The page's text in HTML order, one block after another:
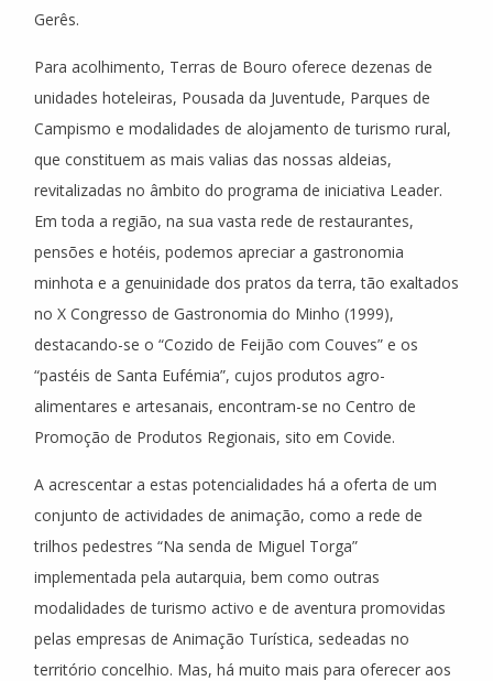
Gerês.
Para acolhimento, Terras de Bouro oferece dezenas de
unidades hoteleiras, Pousada da Juventude, Parques de
Campismo e modalidades de alojamento de turismo rural,
que constituem as mais valias das nossas aldeias,
revitalizadas no âmbito do programa de iniciativa Leader.
Em toda a região, na sua vasta rede de restaurantes,
pensões e hotéis, podemos apreciar a gastronomia
minhota e a genuinidade dos pratos da terra, tão exaltados
no X Congresso de Gastronomia do Minho (1999),
destacando-se o “Cozido de Feijão com Couves” e os
“pastéis de Santa Eufémia”, cujos produtos agro-
alimentares e artesanais, encontram-se no Centro de
Promoção de Produtos Regionais, sito em Covide.
A acrescentar a estas potencialidades há a oferta de um
conjunto de actividades de animação, como a rede de
trilhos pedestres “Na senda de Miguel Torga”
implementada pela autarquia, bem como outras
modalidades de turismo activo e de aventura promovidas
pelas empresas de Animação Turística, sedeadas no
território concelhio. Mas, há muito mais para oferecer aos